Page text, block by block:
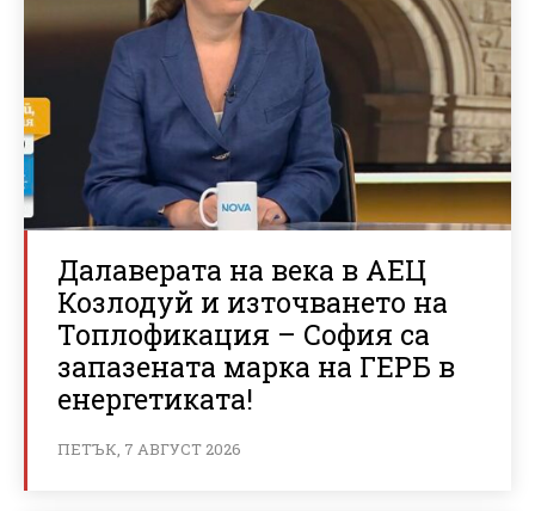
Далаверата на века в АЕЦ
Козлодуй и източването на
Топлофикация – София са
запазената марка на ГЕРБ в
енергетиката!
ПЕТЪК, 7 АВГУСТ 2026